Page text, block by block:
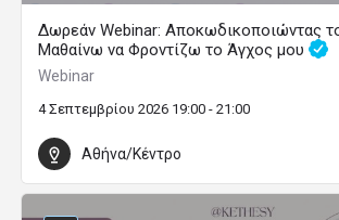
Δωρεάν Webinar: Αποκωδικοποιώντας
Μαθαίνω να Φροντίζω το Άγχος μου
Webinar
4 Σεπτεμβρίου 2026 19:00 - 21:00
Αθήνα/Κέντρο